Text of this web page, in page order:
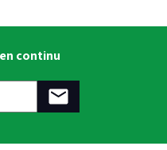
continu